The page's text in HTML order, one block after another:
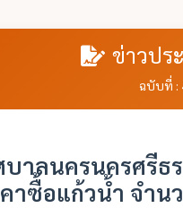
ข่าวปร
ฉบับที่ :
าลนครนครศรีธ
าซื้อแก้วน้ำ จำน